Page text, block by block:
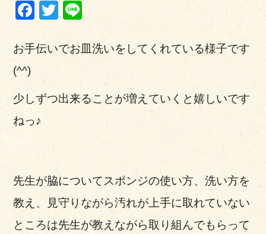
Facebook
Twitter
お手伝いでお皿洗いをしてくれている様子です
(^^)
少しずつ出来ることが増えていくと嬉しいです
ねっ♪
先生が脇についてスポンジの使い方、洗い方を
教え、見守りながら汚れが上手に取れていない
ところは先生が教えながら取り組んでもらって